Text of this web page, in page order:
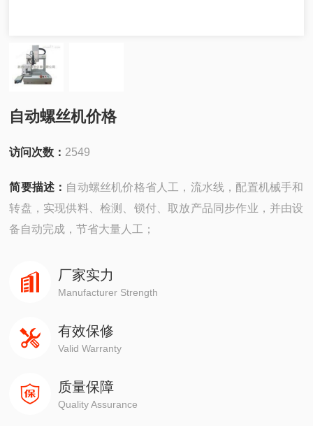
自动螺丝机价格
访问次数： 2549
简要描述： 自动螺丝机价格省人工，流水线，配置机械手和
转盘，实现供料、检测、锁付、取放产品同步作业，并由设
备自动完成，节省大量人工；
厂家实力
Manufacturer Strength
有效保修
Valid Warranty
质量保障
Quality Assurance